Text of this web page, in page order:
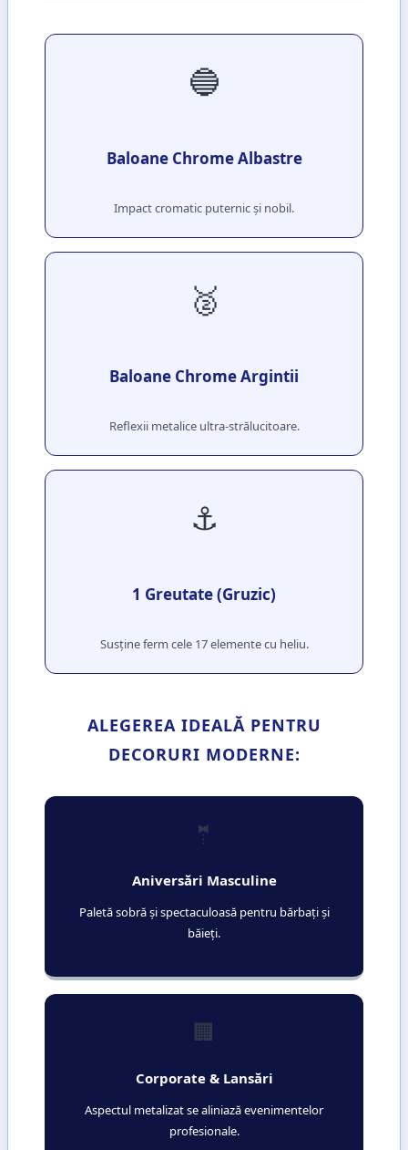
🔵
Baloane Chrome Albastre
Impact cromatic puternic și nobil.
🥈
Baloane Chrome Argintii
Reflexii metalice ultra-strălucitoare.
⚓
1 Greutate (Gruzic)
Susține ferm cele 17 elemente cu heliu.
ALEGEREA IDEALĂ PENTRU
DECORURI MODERNE:
🤵
Aniversări Masculine
Paletă sobră și spectaculoasă pentru bărbați și
băieți.
🏢
Corporate & Lansări
Aspectul metalizat se aliniază evenimentelor
profesionale.